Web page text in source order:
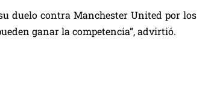
duelo contra Manchester United por los
ganar la competencia”, advirtió.